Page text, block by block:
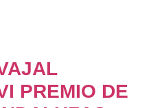
PREMIO DE